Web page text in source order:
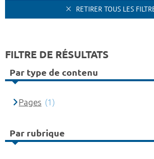
RETIRER TOUS LES
FILTRE DE RÉSULTATS
Par type de contenu
Pages (1)
Par rubrique